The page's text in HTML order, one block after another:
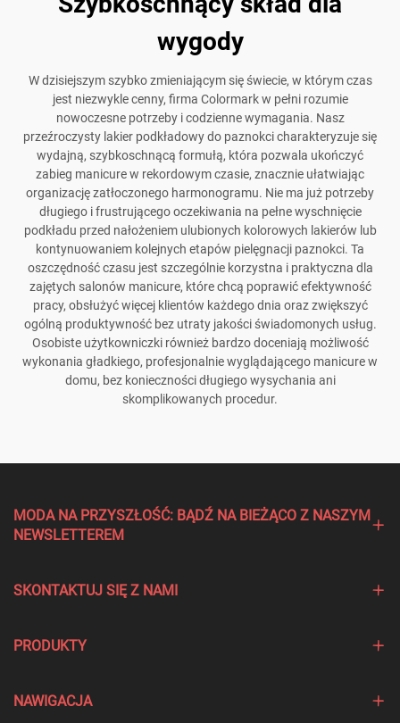
wygody
W dzisiejszym szybko zmieniającym się świecie, w którym czas
jest niezwykle cenny, firma Colormark w pełni rozumie
nowoczesne potrzeby i codzienne wymagania. Nasz
przeźroczysty lakier podkładowy do paznokci charakteryzuje się
wydajną, szybkoschnącą formułą, która pozwala ukończyć
zabieg manicure w rekordowym czasie, znacznie ułatwiając
organizację zatłoczonego harmonogramu. Nie ma już potrzeby
długiego i frustrującego oczekiwania na pełne wyschnięcie
podkładu przed nałożeniem ulubionych kolorowych lakierów lub
kontynuowaniem kolejnych etapów pielęgnacji paznokci. Ta
oszczędność czasu jest szczególnie korzystna i praktyczna dla
zajętych salonów manicure, które chcą poprawić efektywność
pracy, obsłużyć więcej klientów każdego dnia oraz zwiększyć
ogólną produktywność bez utraty jakości świadomonych usług.
Osobiste użytkowniczki również bardzo doceniają możliwość
wykonania gładkiego, profesjonalnie wyglądającego manicure w
domu, bez konieczności długiego wysychania ani
skomplikowanych procedur.
MODA NA PRZYSZŁOŚĆ: BĄDŹ NA BIEŻĄCO Z NASZYM
NEWSLETTEREM
SKONTAKTUJ SIĘ Z NAMI
PRODUKTY
NAWIGACJA